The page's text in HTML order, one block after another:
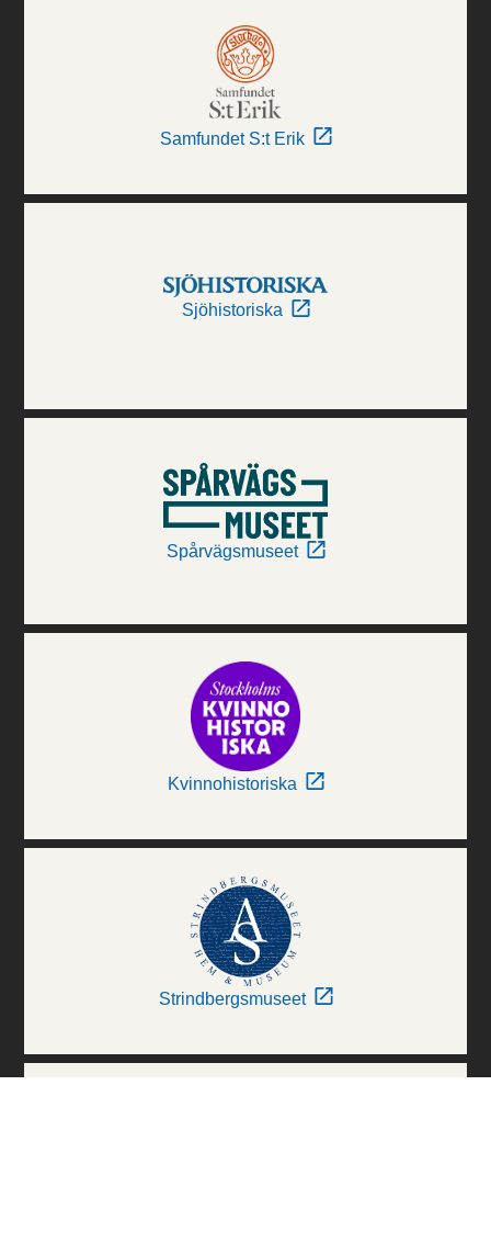
Samfundet S:t Erik
Sjöhistoriska
Spårvägsmuseet
Kvinnohistoriska
Strindbergsmuseet